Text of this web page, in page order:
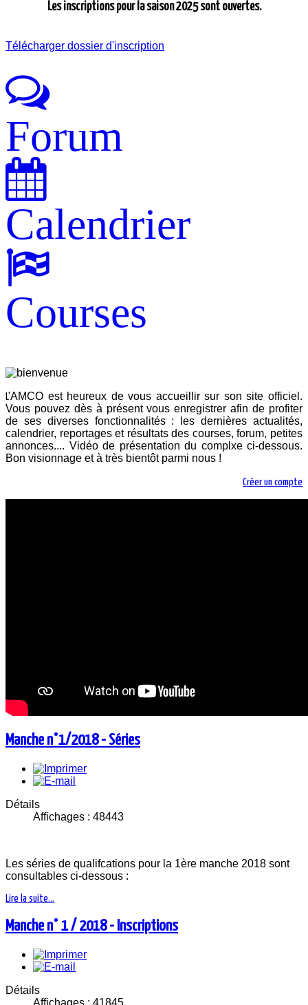
Les inscriptions pour la saison 2025 sont ouvertes.
Télécharger dossier d'inscription
Forum
Calendrier
Courses
L'AMCO est heureux de vous accueillir sur son site officiel.
Vous pouvez dès à présent vous enregistrer afin de profiter
de ses diverses fonctionnalités : les dernières actualités,
calendrier, reportages et résultats des courses, forum, petites
annonces.... Vidéo de présentation du complxe ci-dessous.
Bon visionnage et à très bientôt parmi nous !
Créer un compte
Manche n°1/2018 - Séries
Détails
Affichages : 48443
Les séries de qualifcations pour la 1ère manche 2018 sont
consultables ci-dessous :
Lire la suite...
Manche n° 1 / 2018 - Inscriptions
Détails
Affichages : 41845